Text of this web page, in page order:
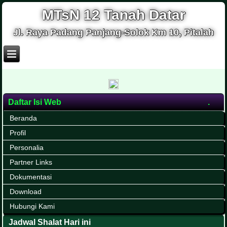
MTsN 12 Tanah Datar
Jl. Raya Padang Panjang-Solok Km 10, Pitalah
Daftar Isi Web
Beranda
Profil
Personalia
Partner Links
Dokumentasi
Download
Hubungi Kami
Jadwal Shalat Hari ini